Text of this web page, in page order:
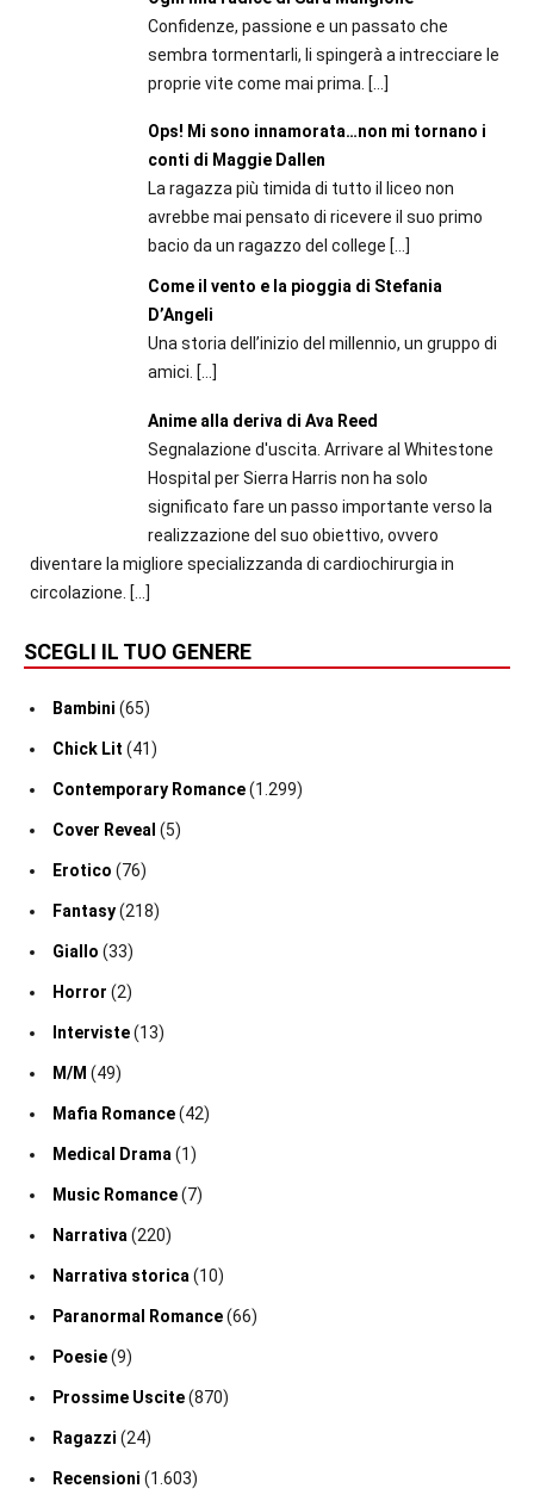
Confidenze, passione e un passato che
sembra tormentarli, li spingerà a intrecciare le
proprie vite come mai prima. […]
Ops! Mi sono innamorata…non mi tornano i
conti di Maggie Dallen
La ragazza più timida di tutto il liceo non
avrebbe mai pensato di ricevere il suo primo
bacio da un ragazzo del college […]
Come il vento e la pioggia di Stefania
D’Angeli
Una storia dell’inizio del millennio, un gruppo di
amici. […]
Anime alla deriva di Ava Reed
Segnalazione d'uscita. Arrivare al Whitestone
Hospital per Sierra Harris non ha solo
significato fare un passo importante verso la
realizzazione del suo obiettivo, ovvero
diventare la migliore specializzanda di cardiochirurgia in
circolazione. […]
SCEGLI IL TUO GENERE
Bambini (65)
Chick Lit (41)
Contemporary Romance(1.299)
Cover Reveal (5)
Erotico (76)
Fantasy(218)
Giallo (33)
Horror (2)
Interviste(13)
M/M (49)
Mafia Romance(42)
Medical Drama (1)
Music Romance(7)
Narrativa (220)
Narrativa storica (10)
Paranormal Romance(66)
Poesie(9)
Prossime Uscite(870)
Ragazzi (24)
Recensioni (1.603)